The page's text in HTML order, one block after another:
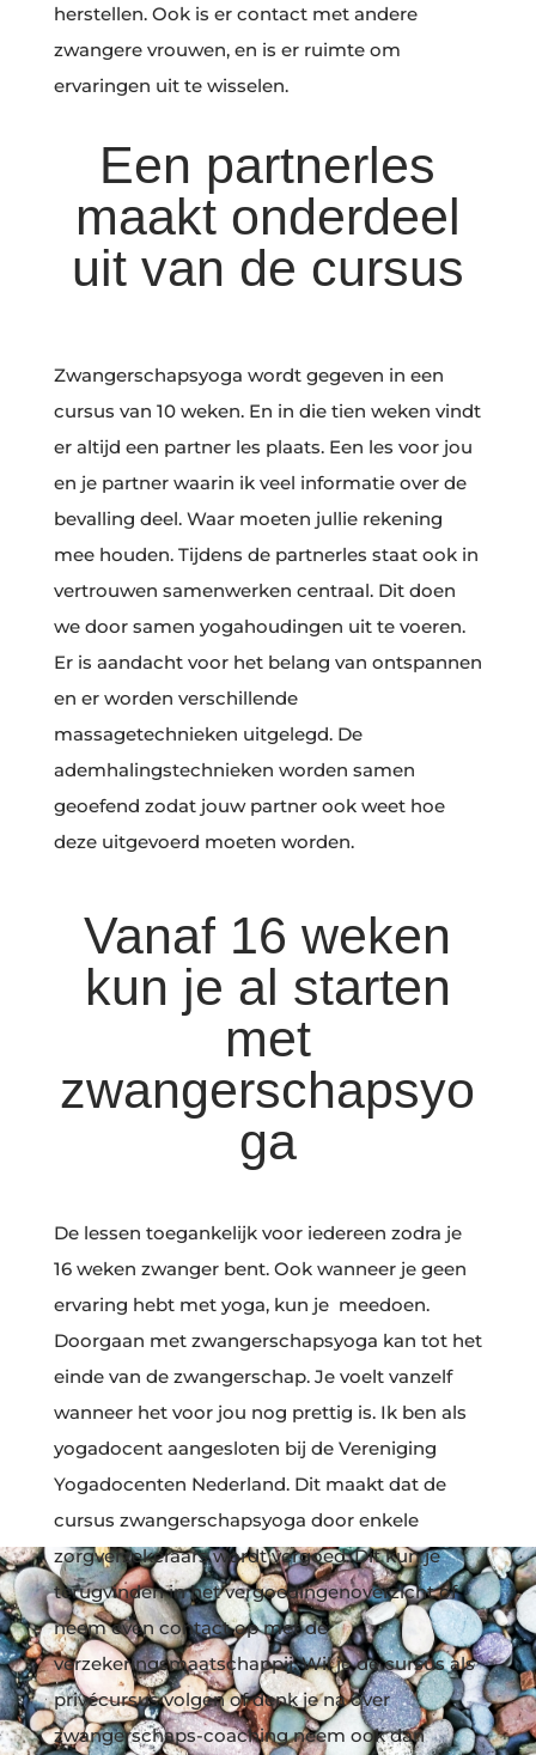
herstellen. Ook is er contact met andere
zwangere vrouwen, en is er ruimte om
ervaringen uit te wisselen.
Een partnerles
maakt onderdeel
uit van de cursus
Zwangerschapsyoga wordt gegeven in een
cursus van 10 weken. En in die tien weken vindt
er altijd een partner les plaats. Een les voor jou
en je partner waarin ik veel informatie over de
bevalling deel. Waar moeten jullie rekening
mee houden. Tijdens de partnerles staat ook in
vertrouwen samenwerken centraal. Dit doen
we door samen yogahoudingen uit te voeren.
Er is aandacht voor het belang van ontspannen
en er worden verschillende
massagetechnieken uitgelegd. De
ademhalingstechnieken worden samen
geoefend zodat jouw partner ook weet hoe
deze uitgevoerd moeten worden.
Vanaf 16 weken
kun je al starten
met
zwangerschapsyo
ga
De lessen toegankelijk voor iedereen zodra je
16 weken zwanger bent. Ook wanneer je geen
ervaring hebt met yoga, kun je meedoen.
Doorgaan met zwangerschapsyoga kan tot het
einde van de zwangerschap. Je voelt vanzelf
wanneer het voor jou nog prettig is. Ik ben als
yogadocent aangesloten bij de Vereniging
Yogadocenten Nederland. Dit maakt dat de
cursus zwangerschapsyoga door enkele
zorgverzekeraars wordt vergoed. Dit kun je
terugvinden in het vergoedingenoverzicht of
neem even contact op met de
verzekeringsmaatschappij. Wil je de cursus als
privécursus volgen of denk je na over
zwangerschaps-coaching neem ook dan